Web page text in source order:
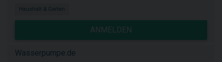
Haushalt & Garten
ANMELDEN
Wasserpumpe.de